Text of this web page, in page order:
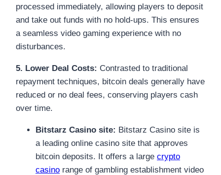
processed immediately, allowing players to deposit
and take out funds with no hold-ups. This ensures
a seamless video gaming experience with no
disturbances.
5. Lower Deal Costs: Contrasted to traditional
repayment techniques, bitcoin deals generally have
reduced or no deal fees, conserving players cash
over time.
Bitstarz Casino site: Bitstarz Casino site is
a leading online casino site that approves
bitcoin deposits. It offers a large crypto
casino range of gambling establishment video